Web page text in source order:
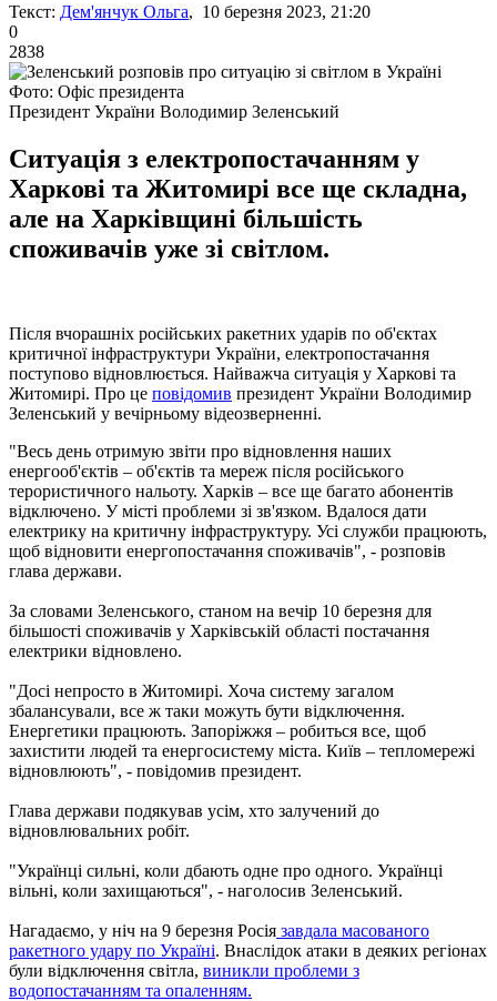
Текст: Дем'янчук Ольга, 10 березня 2023, 21:20
0
2838
Фото: Офіс президента
Президент України Володимир Зеленський
Ситуація з електропостачанням у
Харкові та Житомирі все ще складна,
але на Харківщині більшість
споживачів уже зі світлом.
Після вчорашніх російських ракетних ударів по об'єктах
критичної інфраструктури України, електропостачання
поступово відновлюється. Найважча ситуація у Харкові та
Житомирі. Про це повідомив президент України Володимир
Зеленський у вечірньому відеозверненні.
"Весь день отримую звіти про відновлення наших
енергооб'єктів – об'єктів та мереж після російського
терористичного нальоту. Харків – все ще багато абонентів
відключено. У місті проблеми зі зв'язком. Вдалося дати
електрику на критичну інфраструктуру. Усі служби працюють,
щоб відновити енергопостачання споживачів", - розповів
глава держави.
За словами Зеленського, станом на вечір 10 березня для
більшості споживачів у Харківській області постачання
електрики відновлено.
"Досі непросто в Житомирі. Хоча систему загалом
збалансували, все ж таки можуть бути відключення.
Енергетики працюють. Запоріжжя – робиться все, щоб
захистити людей та енергосистему міста. Київ – тепломережі
відновлюють", - повідомив президент.
Глава держави подякував усім, хто залучений до
відновлювальних робіт.
"Українці сильні, коли дбають одне про одного. Українці
вільні, коли захищаються", - наголосив Зеленський.
Нагадаємо, у ніч на 9 березня Росія завдала масованого
ракетного удару по Україні. Внаслідок атаки в деяких регіонах
були відключення світла, виникли проблеми з
водопостачанням та опаленням.